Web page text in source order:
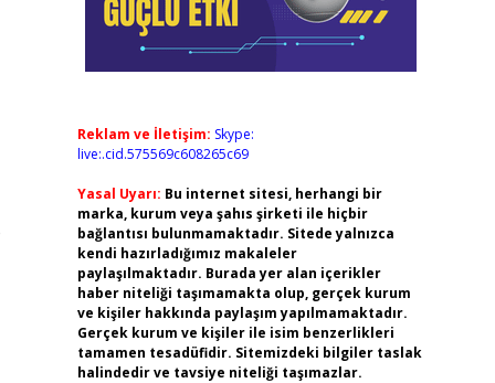
Reklam ve İletişim: Skype:
live:.cid.575569c608265c69
Yasal Uyarı: Bu internet sitesi, herhangi bir
marka, kurum veya şahıs şirketi ile hiçbir
bağlantısı bulunmamaktadır. Sitede yalnızca
kendi hazırladığımız makaleler
paylaşılmaktadır. Burada yer alan içerikler
haber niteliği taşımamakta olup, gerçek kurum
ve kişiler hakkında paylaşım yapılmamaktadır.
Gerçek kurum ve kişiler ile isim benzerlikleri
tamamen tesadüfidir. Sitemizdeki bilgiler taslak
halindedir ve tavsiye niteliği taşımazlar.